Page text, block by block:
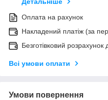
Детальніше
Оплата на рахунок
Накладений платіж (за
Безготівковий
Всі умови оплати
Умови повернення